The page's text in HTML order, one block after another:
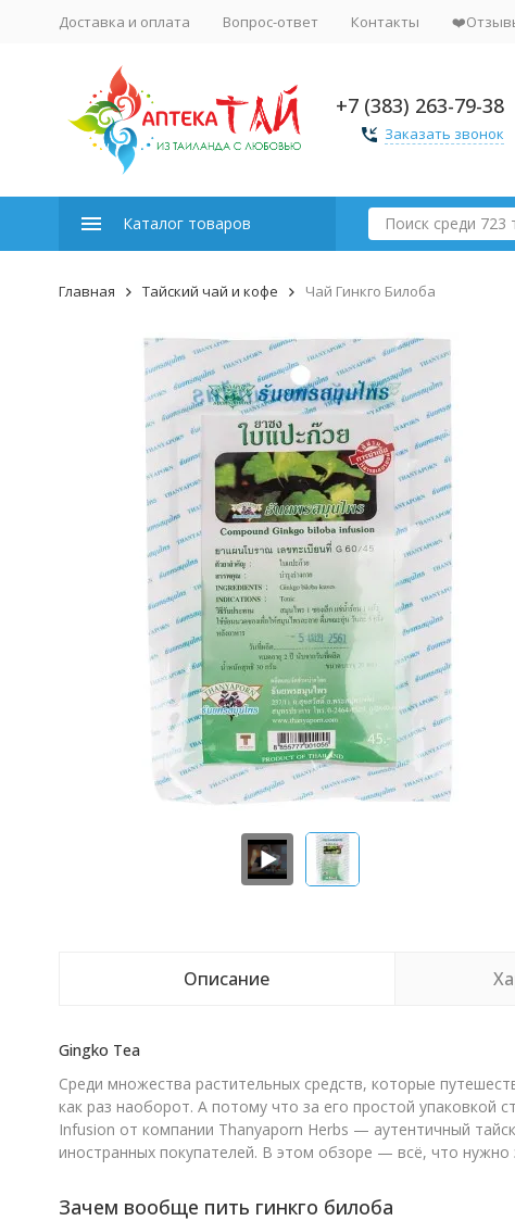
Доставка и оплата Вопрос-ответ Контакты
+7 (383) 263-79-38
Заказать звонок
Каталог товаров
Главная Тайский чай и кофе Чай Гинкго Билоба
Описание
Gingko Tea
Среди множества растительных средств, которые
как раз наоборот. А потому что за его простой упаковкой
Infusion от компании Thanyaporn Herbs — аутентичный
иностранных покупателей. В этом обзоре — всё, что нужно
Зачем вообще пить гинкго билоба